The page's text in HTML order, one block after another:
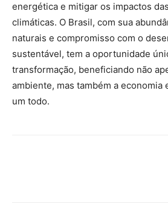
energética e mitigar os impactos
climáticas. O Brasil, com sua
naturais e compromisso com o
sustentável, tem a oportunidade
transformação, beneficiando não
ambiente, mas também a economia
um todo.